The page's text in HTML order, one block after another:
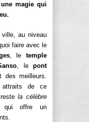
magie qui
au niveau
faire avec le
, letemple
, le pont
meilleurs.
attraits de ce
la célèbre
qui offre un